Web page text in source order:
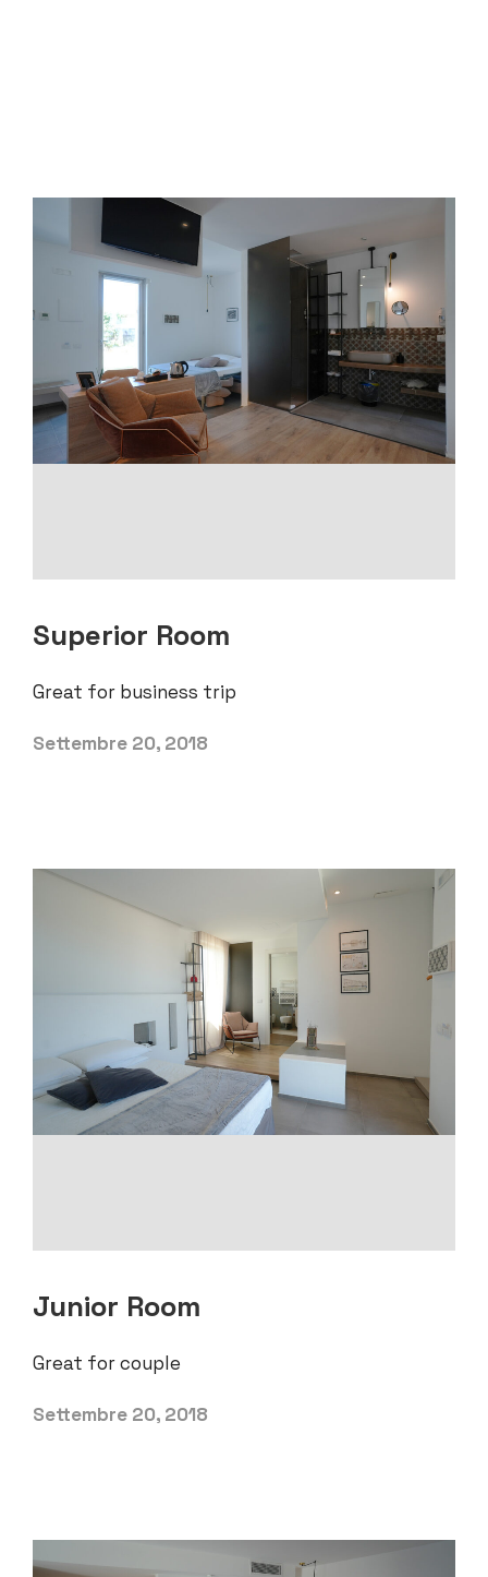
Superior Room
Great for business trip
Settembre 20, 2018
Junior Room
Great for couple
Settembre 20, 2018